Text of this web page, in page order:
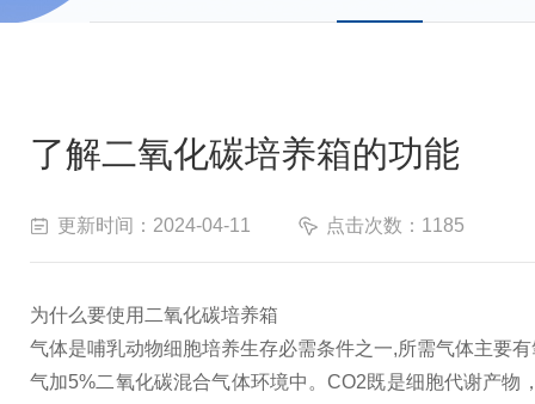
了解二氧化碳培养箱的功能
更新时间：2024-04-11 点击次数：1185
为什么要使用二氧化碳培养箱
气体是哺乳动物细胞培养生存必需条件之一,所需气体主要
气加5%二氧化碳混合气体环境中。CO2既是细胞代谢产